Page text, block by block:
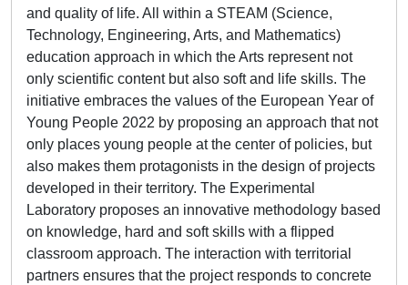
and quality of life. All within a STEAM (Science,
Technology, Engineering, Arts, and Mathematics)
education approach in which the Arts represent not
only scientific content but also soft and life skills. The
initiative embraces the values of the European Year of
Young People 2022 by proposing an approach that not
only places young people at the center of policies, but
also makes them protagonists in the design of projects
developed in their territory. The Experimental
Laboratory proposes an innovative methodology based
on knowledge, hard and soft skills with a flipped
classroom approach. The interaction with territorial
partners ensures that the project responds to concrete